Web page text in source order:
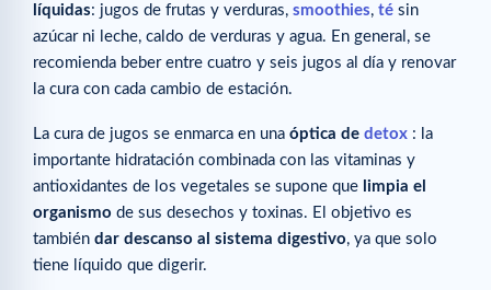
líquidas: jugos de frutas y verduras, smoothies, té sin
azúcar ni leche, caldo de verduras y agua. En general, se
recomienda beber entre cuatro y seis jugos al día y renovar
la cura con cada cambio de estación.
La cura de jugos se enmarca en una óptica de detox : la
importante hidratación combinada con las vitaminas y
antioxidantes de los vegetales se supone que limpia el
organismo de sus desechos y toxinas. El objetivo es
también dar descanso al sistema digestivo, ya que solo
tiene líquido que digerir.